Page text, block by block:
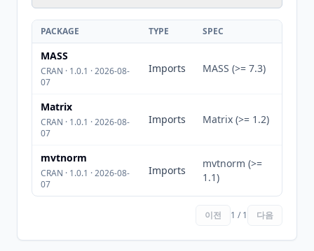
PACKAGE TYPE SPEC
MASS
CRAN · 1.0.1 · 2026-08-
07
Imports MASS (>= 7.3)
Matrix
CRAN · 1.0.1 · 2026-08-
07
Imports Matrix (>= 1.2)
mvtnorm
CRAN · 1.0.1 · 2026-08-
07
Imports
mvtnorm (>=
1.1)
이전 1 / 1 다음